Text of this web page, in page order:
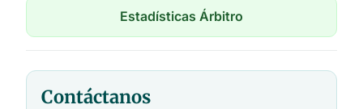
Estadísticas Árbitro
Contáctanos